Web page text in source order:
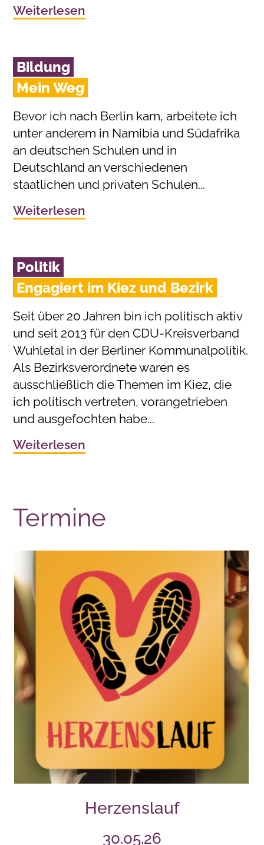
Weiterlesen
Bildung
Mein Weg
Bevor ich nach Berlin kam, arbeitete ich
unter anderem in Namibia und Südafrika
an deutschen Schulen und in
Deutschland an verschiedenen
staatlichen und privaten Schulen...
Weiterlesen
Politik
Engagiert im Kiez und Bezirk
Seit über 20 Jahren bin ich politisch aktiv
und seit 2013 für den CDU-Kreisverband
Wuhletal in der Berliner Kommunalpolitik.
Als Bezirksverordnete waren es
ausschließlich die Themen im Kiez, die
ich politisch vertreten, vorangetrieben
und ausgefochten habe...
Weiterlesen
Termine
Herzenslauf
30.05.26